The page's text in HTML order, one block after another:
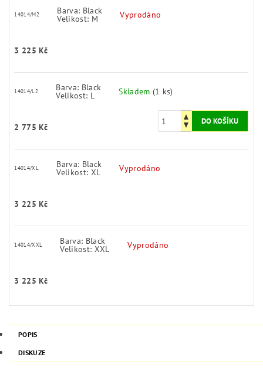
14014/M2 Barva: Black
Velikost: M Vyprodáno
3 225 Kč
14014/L2 Barva: Black
Velikost: L Skladem (1 ks)
2 775 Kč
14014/XL Barva: Black
Velikost: XL Vyprodáno
3 225 Kč
14014/XXL Barva: Black
Velikost: XXL Vyprodáno
3 225 Kč
POPIS
DISKUZE